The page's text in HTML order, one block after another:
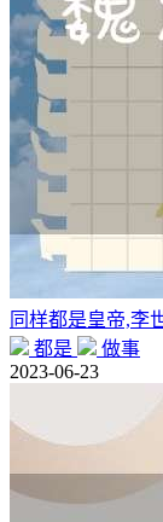
同样都是皇帝,李
都是
做事
2023-06-23